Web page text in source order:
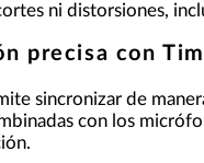
ni distorsiones,
precisa con
sincronizar de
con los